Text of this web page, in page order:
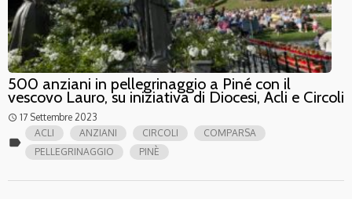
500 anziani in pellegrinaggio a Piné con il
vescovo Lauro, su iniziativa di Diocesi, Acli e Circoli
access_time 17 Settembre 2023
label
ACLI ANZIANI CIRCOLI
COMPARSA
PELLEGRINAGGIO
PINÈ